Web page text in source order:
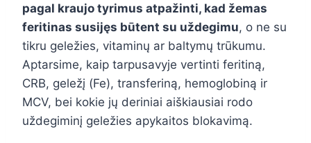
pagal kraujo tyrimus atpažinti, kad žemas
feritinas susijęs būtent su uždegimu, o ne su
tikru geležies, vitaminų ar baltymų trūkumu.
Aptarsime, kaip tarpusavyje vertinti feritiną,
CRB, geležį (Fe), transferiną, hemoglobiną ir
MCV, bei kokie jų deriniai aiškiausiai rodo
uždegiminį geležies apykaitos blokavimą.